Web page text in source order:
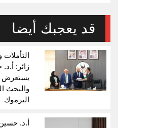
قد يعجبك أيضا
زائر:
يستعرض
والبحث
اليرموك
أ.د.